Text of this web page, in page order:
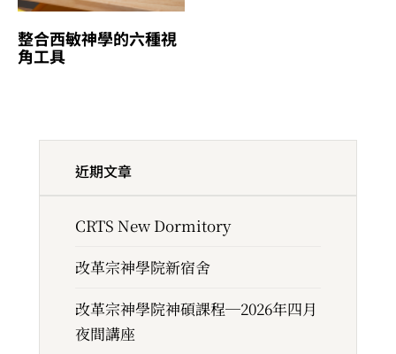
整合西敏神學的六種視
角工具
近期文章
CRTS New Dormitory
改革宗神學院新宿舍
改革宗神學院神碩課程─2026年四月
夜間講座